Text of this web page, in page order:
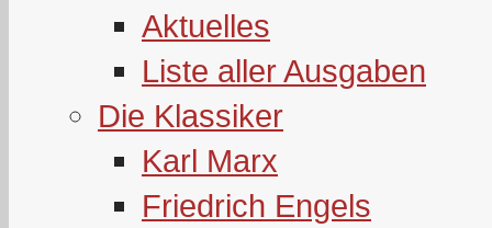
Aktuelles
Liste aller Ausgaben
Die Klassiker
Karl Marx
Friedrich Engels